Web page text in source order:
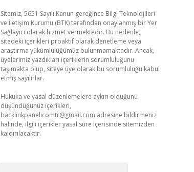
Sitemiz, 5651 Sayılı Kanun gereğince Bilgi Teknolojileri
ve İletişim Kurumu (BTK) tarafından onaylanmış bir Yer
Sağlayıcı olarak hizmet vermektedir. Bu nedenle,
sitedeki içerikleri proaktif olarak denetleme veya
araştırma yükümlülüğümüz bulunmamaktadır. Ancak,
üyelerimiz yazdıkları içeriklerin sorumluluğunu
taşımakta olup, siteye üye olarak bu sorumluluğu kabul
etmiş sayılırlar.
Hukuka ve yasal düzenlemelere aykırı olduğunu
düşündüğünüz içerikleri,
backlinkpanelicomtr@gmail.com adresine bildirmeniz
halinde, ilgili içerikler yasal süre içerisinde sitemizden
kaldırılacaktır.